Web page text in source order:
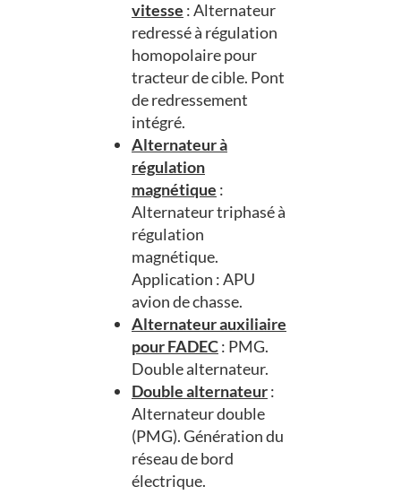
vitesse : Alternateur
redressé à régulation
homopolaire pour
tracteur de cible. Pont
de redressement
intégré.
Alternateur à
régulation
magnétique :
Alternateur triphasé à
régulation
magnétique.
Application : APU
avion de chasse.
Alternateur auxiliaire
pour FADEC: PMG.
Double alternateur.
Double alternateur:
Alternateur double
(PMG). Génération du
réseau de bord
électrique.